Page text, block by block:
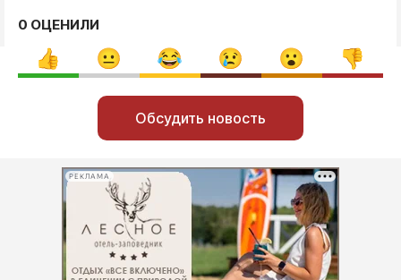
0 ОЦЕНИЛИ
Обсудить новость
РЕКЛАМА